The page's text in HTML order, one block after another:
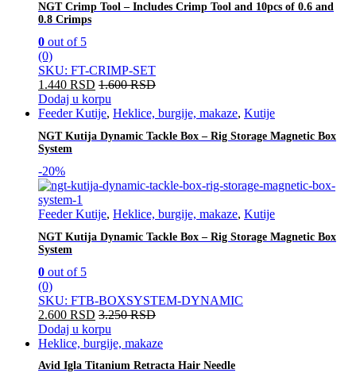
NGT Crimp Tool – Includes Crimp Tool and 10pcs of 0.6 and
0.8 Crimps
0 out of 5
(0)
SKU: FT-CRIMP-SET
1.440 RSD 1.600RSD
Dodaj u korpu
Feeder Kutije, Heklice, burgije, makaze, Kutije
NGT Kutija Dynamic Tackle Box – Rig Storage Magnetic Box
System
-20%
Feeder Kutije, Heklice, burgije, makaze, Kutije
NGT Kutija Dynamic Tackle Box – Rig Storage Magnetic Box
System
0 out of 5
(0)
SKU: FTB-BOXSYSTEM-DYNAMIC
2.600 RSD 3.250RSD
Dodaj u korpu
Heklice, burgije, makaze
Avid Igla Titanium Retracta Hair Needle